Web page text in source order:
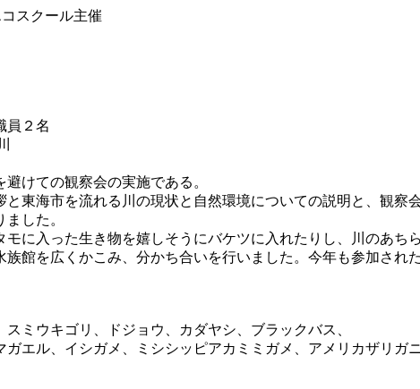
クール主催
２名
けての観察会の実施である。
海市を流れる川の現状と自然環境についての説明と、観察
した。
入った生き物を嬉しそうにバケツに入れたりし、川のあち
を広くかこみ、分かち合いを行いました。今年も参加され
ミウキゴリ、ドジョウ、カダヤシ、ブラックバス、
エル、イシガメ、ミシシッピアカミミガメ、アメリカザリガ